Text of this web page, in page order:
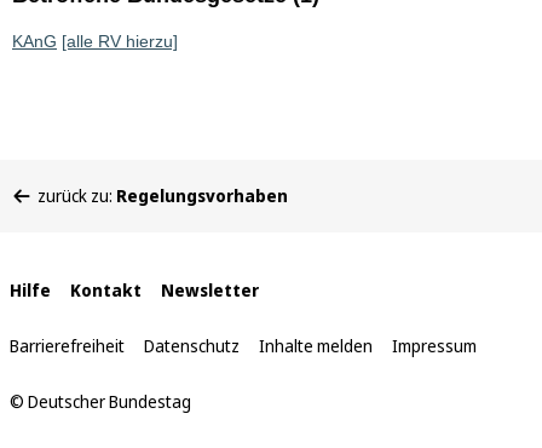
KAnG [alle RV hierzu]
befinden
zurück zu: Regelungsvorhaben
Interne
Links
Hilfe Kontakt Newsletter
Barrierefreiheit Datenschutz Inhalte melden Impressum
© Deutscher Bundestag